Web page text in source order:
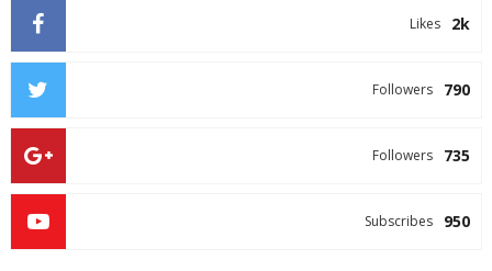
2k
Likes
790
Followers
735
Followers
950
Subscribes